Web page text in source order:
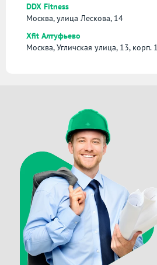
DDX Fitness
Москва, улица Лескова, 14
Xfit Алтуфьево
Москва, Угличская улица, 13, корп. 1